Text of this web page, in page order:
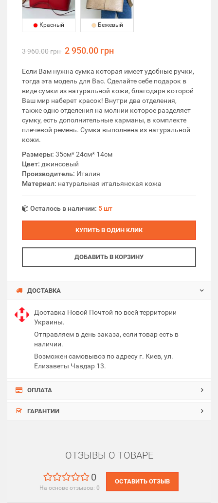
Красный Бежевый
3 960.00 грн 2 950.00 грн
Если Вам нужна сумка которая имеет удобные ручки,
тогда эта модель для Вас. Сделайте себе подарок в
виде сумки из натуральной кожи, благодаря которой
Ваш мир наберет красок! Внутри два отделения,
также одно отделения на молнии которое разделяет
сумку, есть дополнительные карманы, в комплекте
плечевой ремень. Сумка выполнена из натуральной
кожи.
Размеры: 35см* 24см* 14см
Цвет: джинсовый
Производитель: Италия
Материал: натуральная итальянская кожа
Осталось в наличии: 5 шт
КУПИТЬ В ОДИН КЛИК
ДОБАВИТЬ В КОРЗИНУ
ДОСТАВКА
Доставка Новой Почтой по всей территории
Украины.
Отправляем в день заказа, если товар есть в
наличии.
Возможен самовывоз по адресу г. Киев, ул.
Елизаветы Чавдар 13.
ОПЛАТА
ГАРАНТИИ
ОТЗЫВЫ О ТОВАРЕ
0
На основе отзывов: 0
ОСТАВИТЬ ОТЗЫВ